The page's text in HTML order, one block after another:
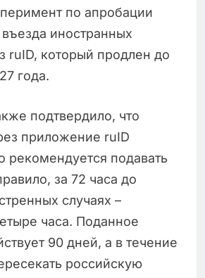
по апробации
иностранных
ruID, который продлен до
года.
подтвердило, что
приложение ruID
рекомендуется подавать
за 72 часа до
случаях –
часа. Поданное
90 дней, а в течение
российскую